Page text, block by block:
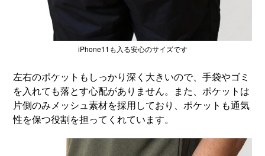
iPhone11も入る安心のサイズです
左右のポケットもしっかり深く大きいので、手袋やゴミ
を入れても落とす心配がありません。また、ポケットは
片側のみメッシュ素材を採用しており、ポケットも通気
性を保つ役割を担ってくれています。